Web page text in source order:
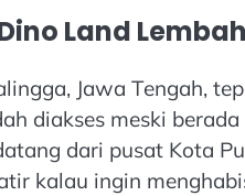
Land
Jawa Tengah,
diakses meski
dari pusat Kota
kalau ingin